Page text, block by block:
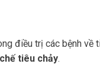
điều trị các bệnh
tiêu chảy.